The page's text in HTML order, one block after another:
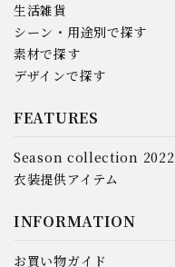
生活雑貨
シーン・用途別で探す
素材で探す
デザインで探す
FEATURES
Season collection 2022
衣装提供アイテム
INFORMATION
お買い物ガイド